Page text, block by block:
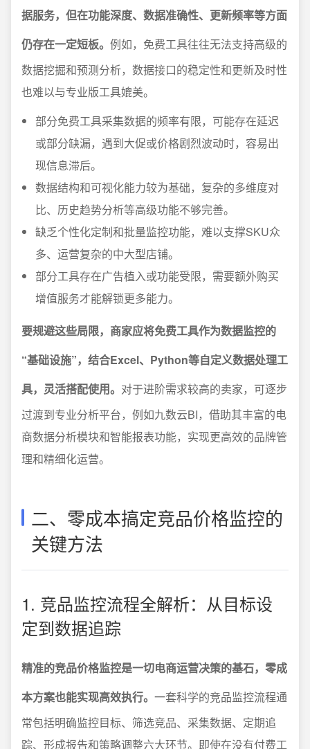
据服务，但在功能深度、数据准确性、更新频率等方面
仍存在一定短板。 例如，免费工具往往无法支持高级的
数据挖掘和预测分析，数据接口的稳定性和更新及时性
也难以与专业版工具媲美。
部分免费工具采集数据的频率有限，可能存在延迟
或部分缺漏，遇到大促或价格剧烈波动时，容易出
现信息滞后。
数据结构和可视化能力较为基础，复杂的多维度对
比、历史趋势分析等高级功能不够完善。
缺乏个性化定制和批量监控功能，难以支撑SKU众
多、运营复杂的中大型店铺。
部分工具存在广告植入或功能受限，需要额外购买
增值服务才能解锁更多能力。
要规避这些局限，商家应将免费工具作为数据监控的
“基础设施”，结合Excel、Python等自定义数据处理工
具，灵活搭配使用。 对于进阶需求较高的卖家，可逐步
过渡到专业分析平台，例如九数云BI，借助其丰富的电
商数据分析模块和智能报表功能，实现更高效的品牌管
理和精细化运营。
二、零成本搞定竞品价格监控的
关键方法
1. 竞品监控流程全解析：从目标设
定到数据追踪
精准的竞品价格监控是一切电商运营决策的基石，零成
本方案也能实现高效执行。 一套科学的竞品监控流程通
常包括明确监控目标、筛选竞品、采集数据、定期追
踪、形成报告和策略调整六大环节。即使在没有付费工